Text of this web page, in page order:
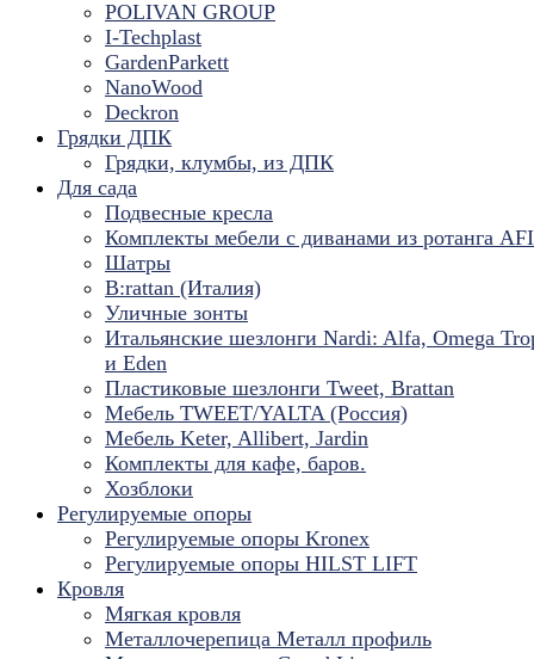
POLIVAN GROUP
I-Techplast
GardenParkett
NanoWood
Deckron
Грядки ДПК
Грядки, клумбы, из ДПК
Для сада
Подвесные кресла
Комплекты мебели с диванами из ротанга
Шатры
B:rattan (Италия)
Уличные зонты
Итальянские шезлонги Nardi: Alfa, Omega
и Eden
Пластиковые шезлонги Tweet, Brattan
Мебель TWEET/YALTA (Россия)
Мебель Keter, Allibert, Jardin
Комплекты для кафе, баров.
Хозблоки
Регулируемые опоры
Регулируемые опоры Kronex
Регулируемые опоры HILST LIFT
Кровля
Мягкая кровля
Металлочерепица Металл профиль